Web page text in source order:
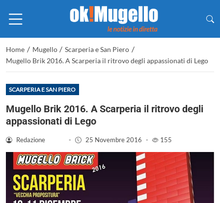
Home / Mugello / Scarperia e San Piero /
Mugello Brik 2016. A Scarperia il ritrovo degli appassionati di Lego
SCARPERIA E SAN PIERO
Mugello Brik 2016. A Scarperia il ritrovo degli
appassionati di Lego
Redazione - 25 Novembre 2016 - 155